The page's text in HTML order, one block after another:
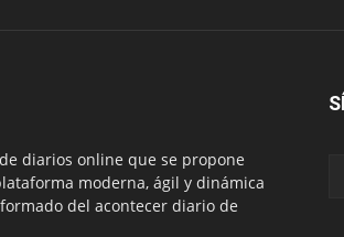
diarios online que se propone
moderna, ágil y dinámica
del acontecer diario de